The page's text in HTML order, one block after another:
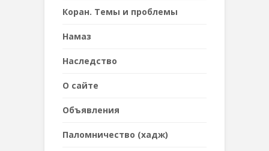
Коран. Темы и проблемы
Намаз
Наследствo
О сайте
Объявления
Паломничество (хадж)